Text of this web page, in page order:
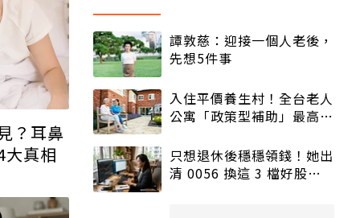
？耳鼻
大真相
譚敦慈：迎接一個人老後，
先想5件事
入住平價養生村！全台老人
公寓「政策型補助」最高打
只想退休後穩穩領錢！她出
清 0056 換這 3 檔好股：